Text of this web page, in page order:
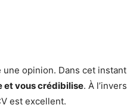
opinion. Dans cet
et vous crédibilise. À
est excellent.